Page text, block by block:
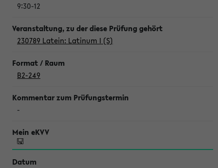
9:30-12
230789 Latein: Latinum I (S)
B2-249
-